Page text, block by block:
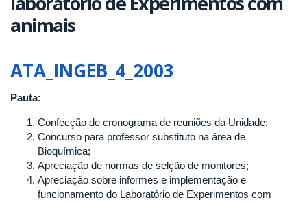
animais
ATA_INGEB_4_2003
Pauta:
Confecção de cronograma de reuniões da Unidade;
Concurso para professor substituto na área de
Bioquímica;
Apreciação de normas de selção de monitores;
Apreciação sobre informes e implementação e
funcionamento do Laboratório de Experimentos com